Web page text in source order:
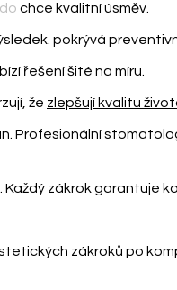
chce kvalitní úsměv.
pokrývá
řešení šité na míru.
že zlepšují kvalitu
Profesionální
zákrokgarantuje
zákroků po